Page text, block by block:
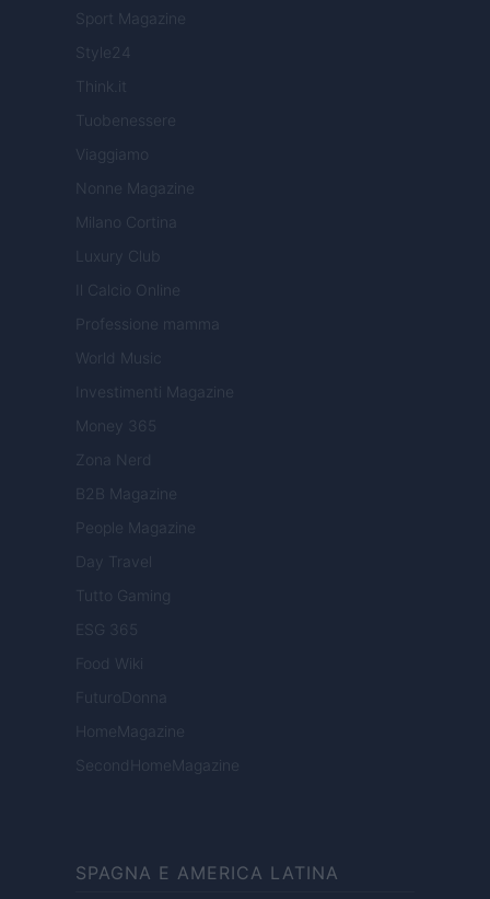
Sport Magazine
Style24
Think.it
Tuobenessere
Viaggiamo
Nonne Magazine
Milano Cortina
Luxury Club
Il Calcio Online
Professione mamma
World Music
Investimenti Magazine
Money 365
Zona Nerd
B2B Magazine
People Magazine
Day Travel
Tutto Gaming
ESG 365
Food Wiki
FuturoDonna
HomeMagazine
SecondHomeMagazine
SPAGNA E AMERICA LATINA